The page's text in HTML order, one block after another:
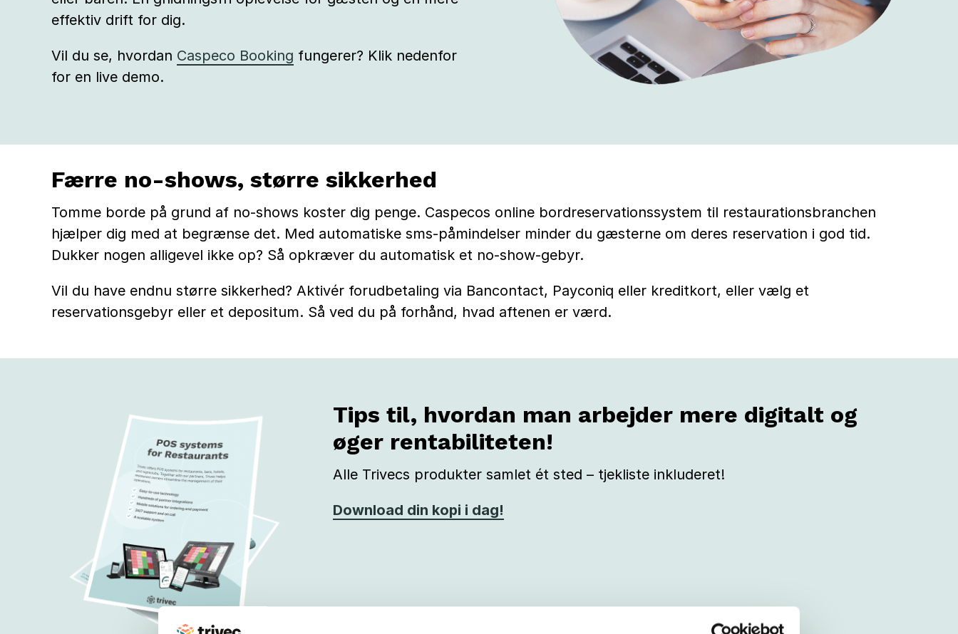
effektiv drift for dig.
Vil du se, hvordan Caspeco Booking fungerer? Klik nedenfor
for en live demo.
Færre no-shows, større sikkerhed
Tomme borde på grund af no-shows koster dig penge. Caspecos online bordreservationssystem til restaurationsbranchen
hjælper dig med at begrænse det. Med automatiske sms-påmindelser minder du gæsterne om deres reservation i god tid.
Dukker nogen alligevel ikke op? Så opkræver du automatisk et no-show-gebyr.
Vil du have endnu større sikkerhed? Aktivér forudbetaling via Bancontact, Payconiq eller kreditkort, eller vælg et
reservationsgebyr eller et depositum. Så ved du på forhånd, hvad aftenen er værd.
Tips til, hvordan man arbejder mere digitalt og
øger rentabiliteten!
Alle Trivecs produkter samlet ét sted – tjekliste inkluderet!
Download din kopi i dag!